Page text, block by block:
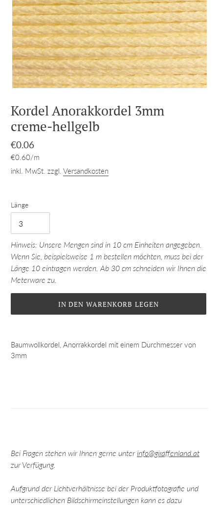
Kordel Anorakkordel 3mm
creme-hellgelb
Normaler
Preis
€0.06
Einzelpreis
€0.60/pro
m
inkl. MwSt. zzgl. Versandkosten
Länge
Hinweis: Unsere Mengen sind in 10 cm Einheiten angegeben.
Wenn Sie, beispielsweise 1 m bestellen möchten, muss bei der
Länge 10 eintragen werden. Ab 30 cm schneiden wir Ihnen die
Meterware zu.
IN DEN WARENKORB LEGEN
wird
zum
Baumwollkordel, Anorrakkordel mit einem Durchmesser von
3mm
Bei Fragen stehen wir Ihnen gerne unter info@giraffenland.at
zur Verfügung.
Aufgrund der Lichtverhältnisse bei der Produktfotografie und
unterschiedlichen Bildschirmeinstellungen kann es dazu